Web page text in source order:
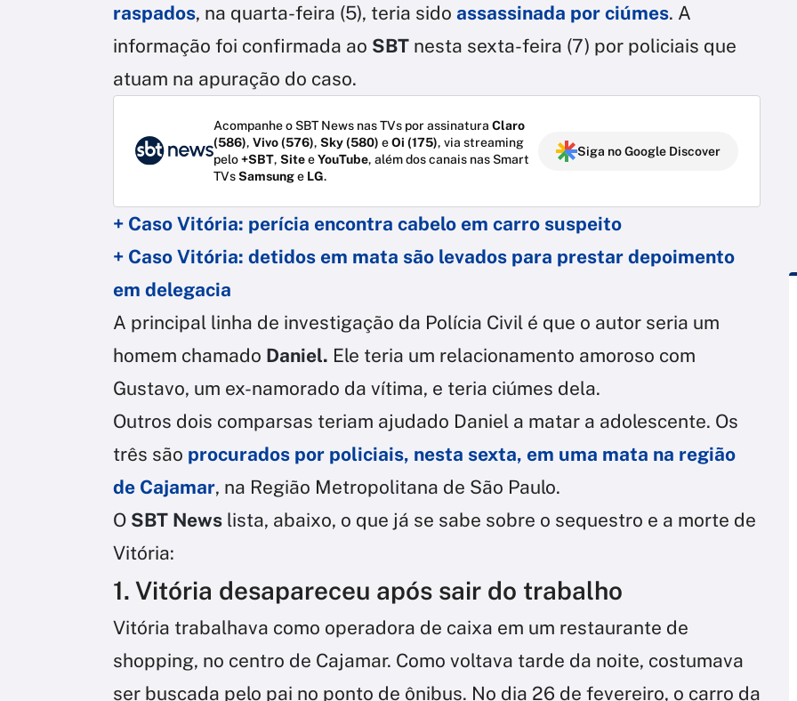
raspados, na quarta-feira (5), teria sido assassinada por ciúmes. A
informação foi confirmada ao SBT nesta sexta-feira (7) por policiais que
atuam na apuração do caso.
Acompanhe o SBT News nas TVs por assinatura Claro
(586), Vivo (576), Sky (580) eOi (175), via streaming
pelo+SBT, SiteeYouTube, além dos canais nas Smart
TVsSamsunge LG.
Siga no Google Discover
+ Caso Vitória: perícia encontra cabelo em carro suspeito
+ Caso Vitória: detidos em mata são levados para prestar depoimento
em delegacia
A principal linha de investigação da Polícia Civil é que o autor seria um
homem chamado Daniel. Ele teria um relacionamento amoroso com
Gustavo, um ex-namorado da vítima, e teria ciúmes dela.
Outros dois comparsas teriam ajudado Daniel a matar a adolescente. Os
três são procurados por policiais, nesta sexta, em uma mata na região
de Cajamar, na Região Metropolitana de São Paulo.
O SBT News lista, abaixo, o que já se sabe sobre o sequestro e a morte de
Vitória:
1. Vitória desapareceu após sair do trabalho
Vitória trabalhava como operadora de caixa em um restaurante de
shopping, no centro de Cajamar. Como voltava tarde da noite, costumava
ser buscada pelo pai no ponto de ônibus. No dia 26 de fevereiro, o carro da